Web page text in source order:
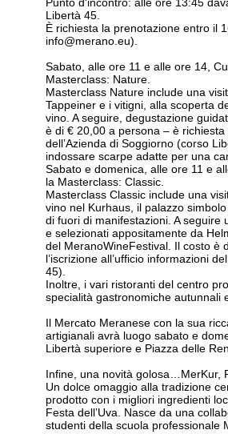
Libertà 45.
È richiesta la prenotazione entro il
info@merano.eu).
Sabato, alle ore 11 e alle ore 14,
Masterclass: Nature.
Masterclass Nature include una
Tappeiner e i vitigni, alla scoperta
vino. A seguire, degustazione
è di € 20,00 a persona – è
dell’Azienda di Soggiorno (corso
indossare scarpe adatte per una
Sabato e domenica, alle ore 11 e
la Masterclass: Classic.
Masterclass Classic include una
vino nel Kurhaus, il palazzo
di fuori di manifestazioni. A
e selezionati appositamente da
del MeranoWineFestival. Il costo è
l’iscrizione all’ufficio informazioni
45).
Inoltre, i vari ristoranti del centro
specialità gastronomiche autunnali
Il Mercato Meranese con la sua
artigianali avrà luogo sabato e
Libertà superiore e Piazza delle
Infine, una novità golosa…MerKur,
Un dolce omaggio alla tradizione
prodotto con i migliori ingredienti
Festa dell’Uva. Nasce da una
studenti della scuola professionale